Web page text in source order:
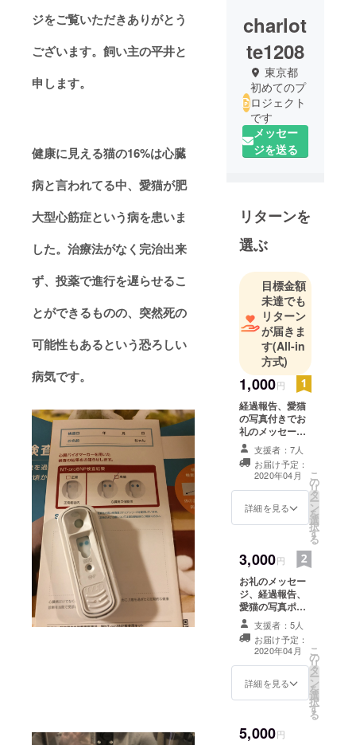
ジをご覧いただきありがとう
ございます。飼い主の平井と
申します。
健康に見える猫の16%は心臓
病と言われてる中、愛猫が肥
大型心筋症という病を患いま
した。治療法がなく完治出来
ず、投薬で進行を遅らせるこ
とができるものの、突然死の
可能性もあるという恐ろしい
病気です。
charlot
te1208
東京都
初めてのプ
ロジェクト
です
メッセー
ジを送る
リターンを
選ぶ
目標金額
未達でも
リターン
が届きま
す(All-in
方式)
1,000円
経過報告、愛猫
の写真付きでお
礼のメッセージ
をお送りさせて
いただきます。
支援者：7人
お届け予定：
2020年04月
詳細を見る
こ
の
リ
タ
ー
ン
を
選
択
す
る
3,000円
お礼のメッセー
ジ、経過報告、
愛猫の写真ポス
トカードをお送
りします。
支援者：5人
お届け予定：
2020年04月
詳細を見る
こ
の
リ
タ
ー
ン
を
選
択
す
る
5,000円